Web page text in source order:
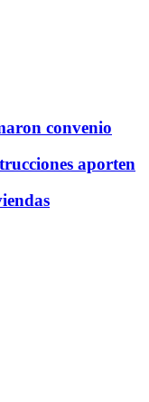
convenio
aporten